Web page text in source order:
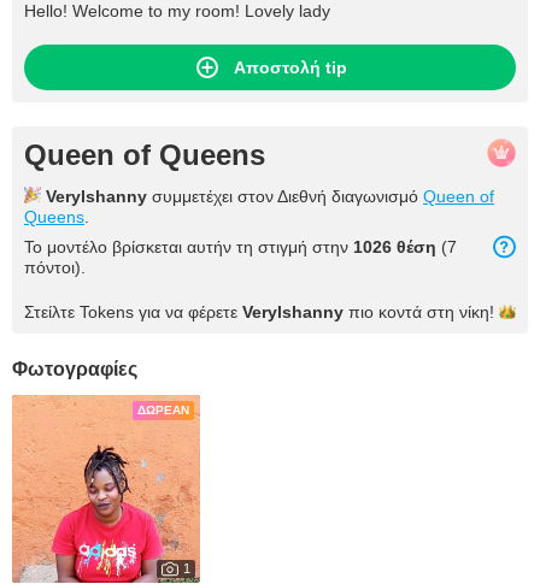
Hello! Welcome to my room! Lovely lady
Αποστολή tip
Queen of Queens
Verylshanny συμμετέχει στον Διεθνή διαγωνισμό Queen of
Queens
Το μοντέλο βρίσκεται αυτήν τη στιγμή στην 1026 θέση (7
πόντοι).
Στείλτε Tokens για να φέρετε Verylshanny πιο κοντά στη νίκη!
Φωτογραφίες
ΔΩΡΕΆΝ
1